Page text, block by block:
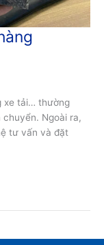
xe tải… thường
Ngoài ra,
tư vấn và đặt